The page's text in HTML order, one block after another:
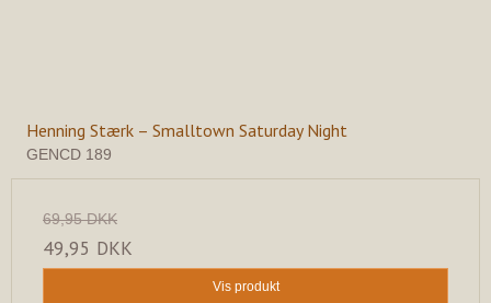
Henning Stærk – Smalltown Saturday Night
GENCD 189
69,95 DKK
49,95 DKK
Vis produkt